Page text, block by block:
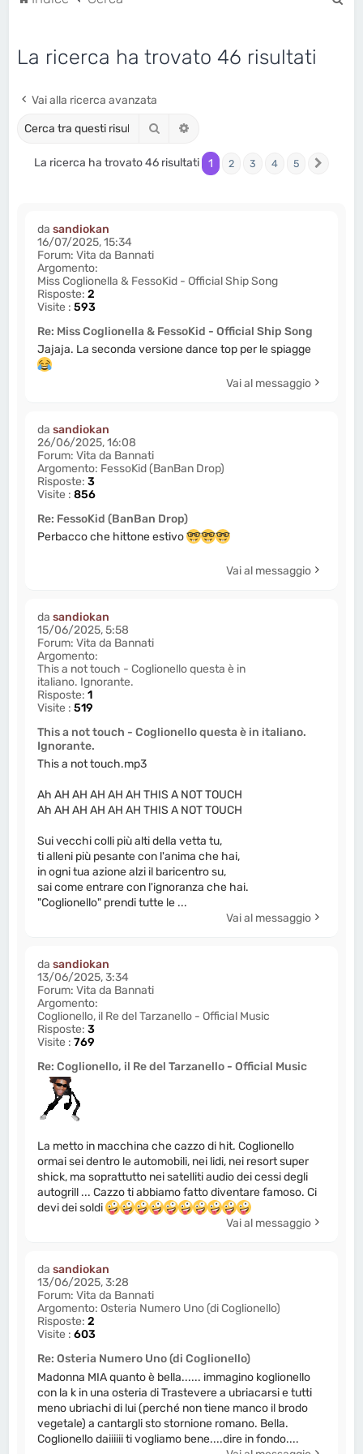
La ricerca ha trovato 46 risultati
Vai alla ricerca avanzata
Cerca
La ricerca ha trovato 46 risultati 1 2 3 4 5
dasandiokan
16/07/2025, 15:34
Forum:Vita da Bannati
Argomento:
Miss Coglionella & FessoKid - Official Ship Song
Risposte:2
Visite :593
Re: Miss Coglionella & FessoKid - Official Ship Song
Jajaja. La seconda versione dance top per le spiagge
Vai al messaggio
dasandiokan
26/06/2025, 16:08
Forum:Vita da Bannati
Argomento: FessoKid (BanBan Drop)
Risposte:3
Visite :856
Re: FessoKid (BanBan Drop)
Perbacco che hittone estivo
Vai al messaggio
dasandiokan
15/06/2025, 5:58
Forum:Vita da Bannati
Argomento:
This a not touch - Coglionello questa è in
italiano. Ignorante.
Risposte:1
Visite :519
This a not touch - Coglionello questa è in italiano.
Ignorante.
This a not touch.mp3
Ah AH AH AH AH AH THIS A NOT TOUCH
Ah AH AH AH AH AH THIS A NOT TOUCH
Sui vecchi colli più alti della vetta tu,
ti alleni più pesante con l'anima che hai,
in ogni tua azione alzi il baricentro su,
sai come entrare con l'ignoranza che hai.
"Coglionello" prendi tutte le ...
Vai al messaggio
dasandiokan
13/06/2025, 3:34
Forum:Vita da Bannati
Argomento:
Coglionello, il Re del Tarzanello - Official Music
Risposte:3
Visite :769
Re: Coglionello, il Re del Tarzanello - Official Music
La metto in macchina che cazzo di hit. Coglionello
ormai sei dentro le automobili, nei lidi, nei resort super
shick, ma soprattutto nei satelliti audio dei cessi degli
autogrill ... Cazzo ti abbiamo fatto diventare famoso. Ci
devi dei soldi
Vai al messaggio
dasandiokan
13/06/2025, 3:28
Forum:Vita da Bannati
Argomento: Osteria Numero Uno (di Coglionello)
Risposte:2
Visite :603
Re: Osteria Numero Uno (di Coglionello)
Madonna MIA quanto è bella...... immagino koglionello
con la k in una osteria di Trastevere a ubriacarsi e tutti
meno ubriachi di lui (perché non tiene manco il brodo
vegetale) a cantargli sto stornione romano. Bella.
Coglionello daiiiiii ti vogliamo bene....dire in fondo....